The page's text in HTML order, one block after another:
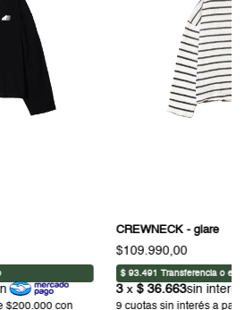
CREWNECK - glare
$109.990,00